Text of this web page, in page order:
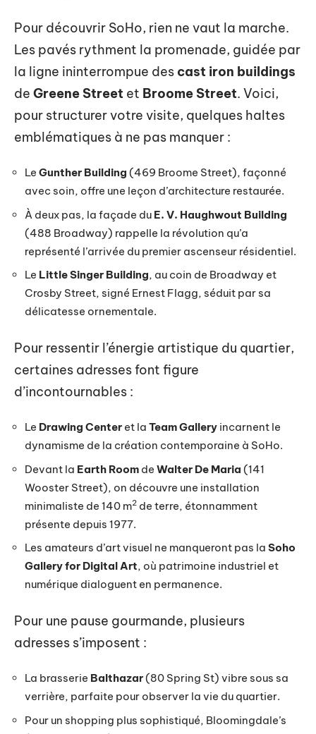
Pour découvrir SoHo, rien ne vaut la marche.
Les pavés rythment la promenade, guidée par
la ligne ininterrompue des cast iron buildings
de Greene Street et Broome Street. Voici,
pour structurer votre visite, quelques haltes
emblématiques à ne pas manquer :
Le Gunther Building (469 Broome Street), façonné
avec soin, offre une leçon d’architecture restaurée.
À deux pas, la façade du E. V. Haughwout Building
(488 Broadway) rappelle la révolution qu’a
représenté l’arrivée du premier ascenseur résidentiel.
Le Little Singer Building, au coin de Broadway et
Crosby Street, signé Ernest Flagg, séduit par sa
délicatesse ornementale.
Pour ressentir l’énergie artistique du quartier,
certaines adresses font figure
d’incontournables :
Le Drawing Center et la Team Gallery incarnent le
dynamisme de la création contemporaine à SoHo.
Devant la Earth Room de Walter De Maria (141
Wooster Street), on découvre une installation
minimaliste de 140 m2 de terre, étonnamment
présente depuis 1977.
Les amateurs d’art visuel ne manqueront pas la Soho
Gallery for Digital Art, où patrimoine industriel et
numérique dialoguent en permanence.
Pour une pause gourmande, plusieurs
adresses s’imposent :
La brasserie Balthazar(80 Spring St) vibre sous sa
verrière, parfaite pour observer la vie du quartier.
Pour un shopping plus sophistiqué, Bloomingdale’s